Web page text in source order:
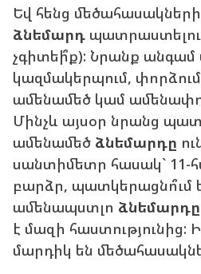
Եվ հենց մեծահասակների
ձնեմարդ
չգիտեի՞ք): Նրանք անգամ
կազմակերպում,
ամենամեծ կամ
Մինչև այսօր նրանց
ամենամեծ ձնեմարդը
սանտիմետր հասակ` 11-
բարձր, պատկերացնո՞ւմ
ամենապստլո ձնեմարդը
է մազի հաստությունից:
մարդիկ են